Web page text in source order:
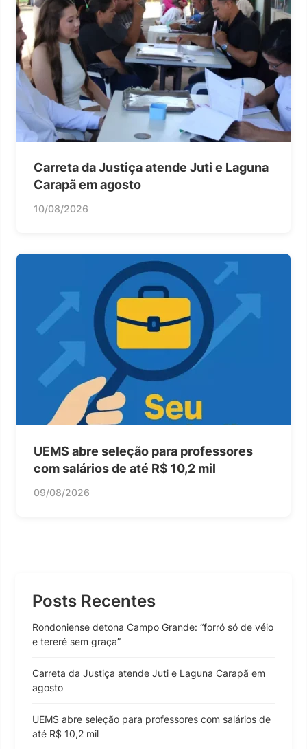
Carreta da Justiça atende Juti e Laguna
Carapã em agosto
10/08/2026
UEMS abre seleção para professores
com salários de até R$ 10,2 mil
09/08/2026
Posts Recentes
Rondoniense detona Campo Grande: “forró só de véio
e tereré sem graça”
Carreta da Justiça atende Juti e Laguna Carapã em
agosto
UEMS abre seleção para professores com salários de
até R$ 10,2 mil